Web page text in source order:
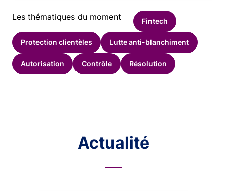
Les thématiques du moment Fintech
Protection clientèles Lutte anti-blanchiment
Autorisation Contrôle Résolution
Actualité